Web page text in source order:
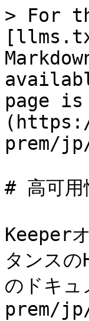
> For
page
prem/
# 高可
Keeper
タンスの
のドキ
prem/